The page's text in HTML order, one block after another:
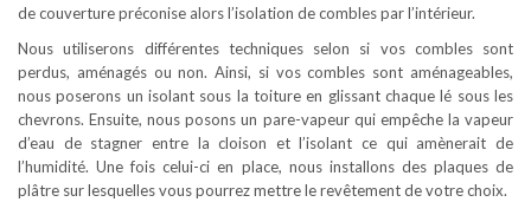
de couverture préconise alors l’isolation de combles par l’intérieur.
Nous utiliserons différentes techniques selon si vos combles sont
perdus, aménagés ou non. Ainsi, si vos combles sont aménageables,
nous poserons un isolant sous la toiture en glissant chaque lé sous les
chevrons. Ensuite, nous posons un pare-vapeur qui empêche la vapeur
d’eau de stagner entre la cloison et l’isolant ce qui amènerait de
l’humidité. Une fois celui-ci en place, nous installons des plaques de
plâtre sur lesquelles vous pourrez mettre le revêtement de votre choix.